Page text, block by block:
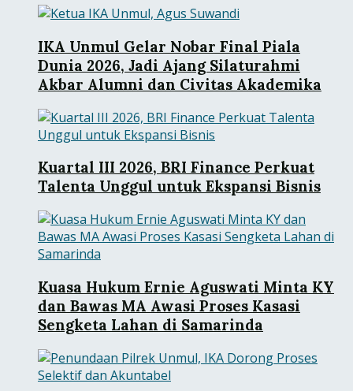
IKA Unmul Gelar Nobar Final Piala
Dunia 2026, Jadi Ajang Silaturahmi
Akbar Alumni dan Civitas Akademika
Kuartal III 2026, BRI Finance Perkuat
Talenta Unggul untuk Ekspansi Bisnis
Kuasa Hukum Ernie Aguswati Minta KY
dan Bawas MA Awasi Proses Kasasi
Sengketa Lahan di Samarinda